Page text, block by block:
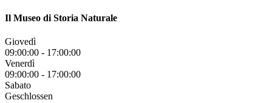
Il Museo di Storia Naturale
Giovedì
09:00:00 - 17:00:00
Venerdì
09:00:00 - 17:00:00
Sabato
Geschlossen